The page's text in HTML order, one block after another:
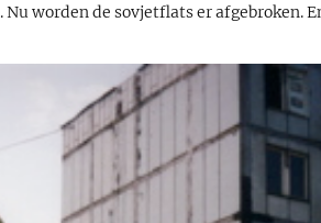
worden de sovjetflats er afgebroken.